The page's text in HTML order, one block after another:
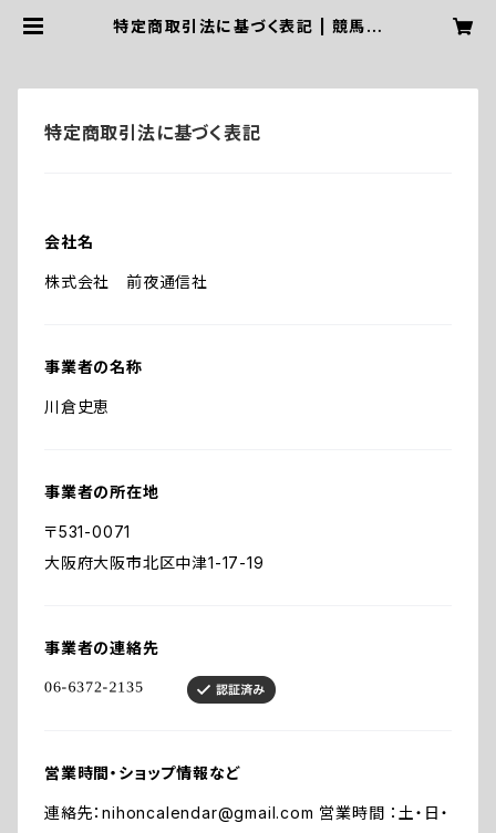
特定商取引法に基づく表記 | 競馬ニ
特定商取引法に基づく表記
会社名
株式会社 前夜通信社
事業者の名称
川倉史恵
事業者の所在地
〒531-0071
大阪府大阪市北区中津1-17-19
事業者の連絡先
営業時間・ショップ情報など
連絡先：nihoncalendar@gmail.com 営業時間 ：土・日・